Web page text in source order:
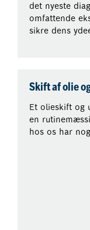
det nyeste
omfattende
sikre dens
Skift af olie
Et olieskift og
en
hos os har